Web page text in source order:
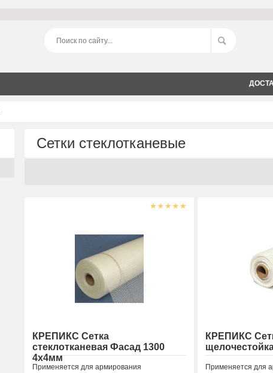
Сетки стеклотканевые
КРЕПИКС Сетка
стеклотканевая Фасад 1300
4х4мм
Применяется для армирования
КРЕПИКС
Применяется для